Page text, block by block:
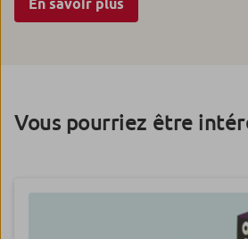
En savoir plus
Vous pourriez être